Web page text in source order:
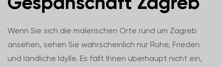
Wenn Sie sich die malerischen Orte rund um Zagreb
ansehen, sehen Sie wahrscheinlich nur Ruhe, Frieden
und ländliche Idylle. Es fällt Ihnen überhaupt nicht ein,